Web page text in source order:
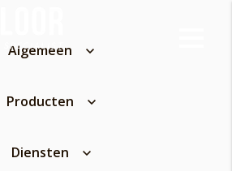
Algemeen
Producten
Diensten